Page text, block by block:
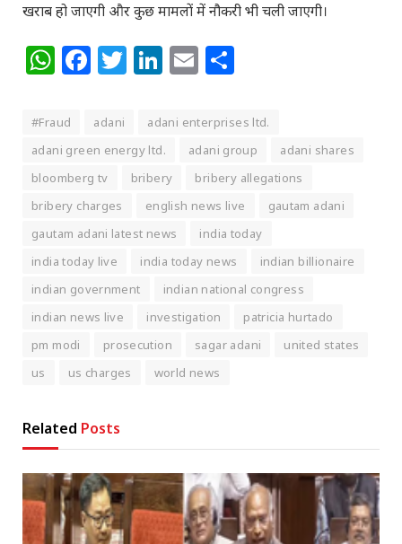
खराब हो जाएगी और कुछ मामलों में नौकरी भी चली जाएगी।
WhatsApp
Facebook
Twitter
LinkedIn
Email
#Fraud adani
adani enterprises ltd.
adani green energy ltd.
adani group
adani shares
bloomberg tv
bribery
bribery allegations
bribery charges
english news live
gautam adani
gautam adani latest news
india today
india today live
india today news
indian billionaire
indian government
indian national congress
indian news live
investigation
patricia hurtado
pm modi
prosecution sagar adani
united states
us
us charges world news
Related Posts